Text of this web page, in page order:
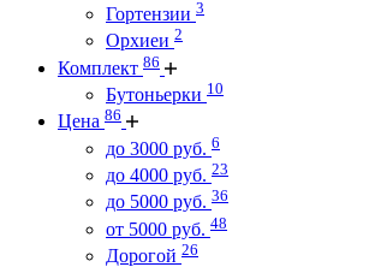
Гортензии 3
Орхиеи 2
Комплект 86
Бутоньерки 10
Цена 86
до 3000 руб. 6
до 4000 руб. 23
до 5000 руб. 36
от 5000 руб. 48
Дорогой 26